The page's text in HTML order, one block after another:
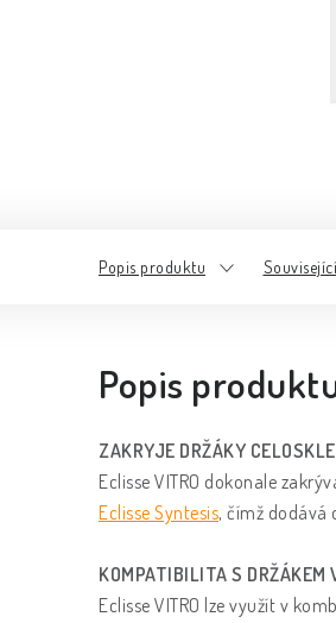
Popis produktu
Popis
ZAKRYJE DRŽÁKY
Eclisse VITRO dokonale
Eclisse Syntesis, čímž dodává
KOMPATIBILITA S DRŽÁKEM
Eclisse VITRO lze využít v